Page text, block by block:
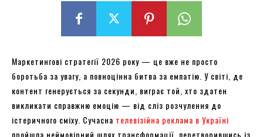
Маркетингові стратегії 2026 року — це вже не просто
боротьба за увагу, а повноцінна битва за емпатію. У світі, де
контент генерується за секунди, виграє той, хто здатен
викликати справжню емоцію — від сліз розчулення до
істеричного сміху. Сучасна телевізійна реклама в Україні
пройшла неймовірний шлях трансформації, перетворившись із